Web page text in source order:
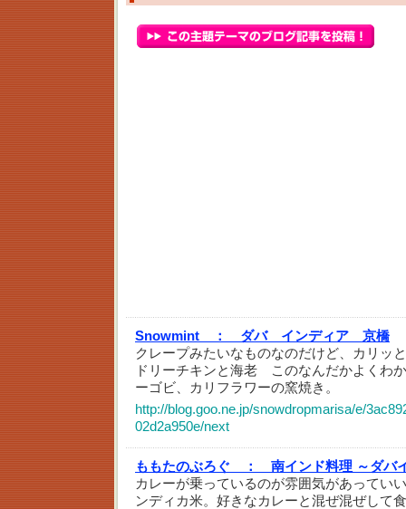
Snowmint ：
ダバ インディア 京橋
クレープみたいなものなのだけど、カリッ
ドリーチキンと海老 このなんだかよくわ
ーゴビ、カリフラワーの窯焼き。
http://blog.goo.ne.jp/snowdropmarisa/e/
02d2a950e/next
ももたのぶろぐ ：
南インド料理 ～ダバ
カレーが乗っているのが雰囲気があってい
ンディカ米。好きなカレーと混ぜ混ぜして